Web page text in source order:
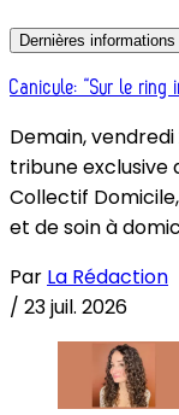
Dernières informations
Canicule: “Sur le ring
Demain,
tribune exclusive
Collectif
et de soin à
Par La Rédaction
/ 23 juil. 2026